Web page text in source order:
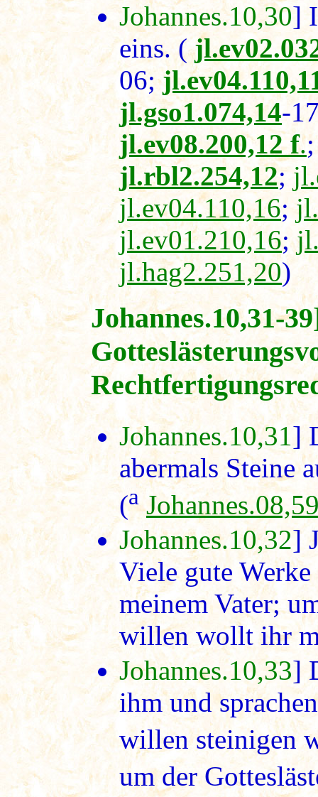
Johannes.10,30]
eins. (
06;
jl.gso1.074,14-
jl.ev08.200,12 f.
jl.rbl2.254,12;
jl.ev04.110,16;
jl.ev01.210,16;
jl.hag2.251,20)
Johannes.10,31-
Johannes.10,31 ]
abermals Steine
(a
Johannes.10,32]
Viele gute
meinem Vater;
willen wollt ihr
Johannes.10,33]
ihm und
willen steinigen
um der